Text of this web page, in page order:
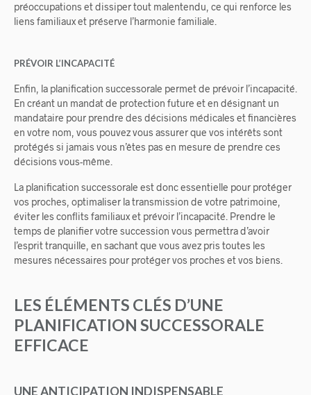
préoccupations et dissiper tout malentendu, ce qui renforce les
liens familiaux et préserve l’harmonie familiale.
PRÉVOIR L’INCAPACITÉ
Enfin, la planification successorale permet de prévoir l’incapacité.
En créant un mandat de protection future et en désignant un
mandataire pour prendre des décisions médicales et financières
en votre nom, vous pouvez vous assurer que vos intérêts sont
protégés si jamais vous n’êtes pas en mesure de prendre ces
décisions vous-même.
La planification successorale est donc essentielle pour protéger
vos proches, optimaliser la transmission de votre patrimoine,
éviter les conflits familiaux et prévoir l’incapacité. Prendre le
temps de planifier votre succession vous permettra d’avoir
l’esprit tranquille, en sachant que vous avez pris toutes les
mesures nécessaires pour protéger vos proches et vos biens.
LES ÉLÉMENTS CLÉS D’UNE
PLANIFICATION SUCCESSORALE
EFFICACE
UNE ANTICIPATION INDISPENSABLE